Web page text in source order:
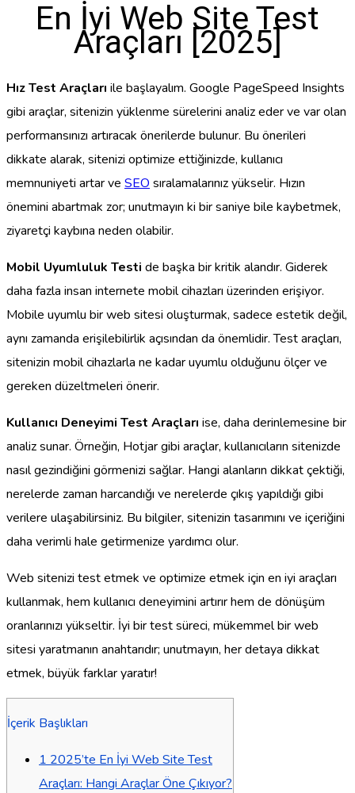
En İyi Web Site Test
Araçları [2025]
Hız Test Araçları ile başlayalım. Google PageSpeed Insights
gibi araçlar, sitenizin yüklenme sürelerini analiz eder ve var olan
performansınızı artıracak önerilerde bulunur. Bu önerileri
dikkate alarak, sitenizi optimize ettiğinizde, kullanıcı
memnuniyeti artar ve SEO sıralamalarınız yükselir. Hızın
önemini abartmak zor; unutmayın ki bir saniye bile kaybetmek,
ziyaretçi kaybına neden olabilir.
Mobil Uyumluluk Testi de başka bir kritik alandır. Giderek
daha fazla insan internete mobil cihazları üzerinden erişiyor.
Mobile uyumlu bir web sitesi oluşturmak, sadece estetik değil,
aynı zamanda erişilebilirlik açısından da önemlidir. Test araçları,
sitenizin mobil cihazlarla ne kadar uyumlu olduğunu ölçer ve
gereken düzeltmeleri önerir.
Kullanıcı Deneyimi Test Araçları ise, daha derinlemesine bir
analiz sunar. Örneğin, Hotjar gibi araçlar, kullanıcıların sitenizde
nasıl gezindiğini görmenizi sağlar. Hangi alanların dikkat çektiği,
nerelerde zaman harcandığı ve nerelerde çıkış yapıldığı gibi
verilere ulaşabilirsiniz. Bu bilgiler, sitenizin tasarımını ve içeriğini
daha verimli hale getirmenize yardımcı olur.
Web sitenizi test etmek ve optimize etmek için en iyi araçları
kullanmak, hem kullanıcı deneyimini artırır hem de dönüşüm
oranlarınızı yükseltir. İyi bir test süreci, mükemmel bir web
sitesi yaratmanın anahtarıdır; unutmayın, her detaya dikkat
etmek, büyük farklar yaratır!
İçerik Başlıkları
1 2025’te En İyi Web Site Test
Araçları: Hangi Araçlar Öne Çıkıyor?